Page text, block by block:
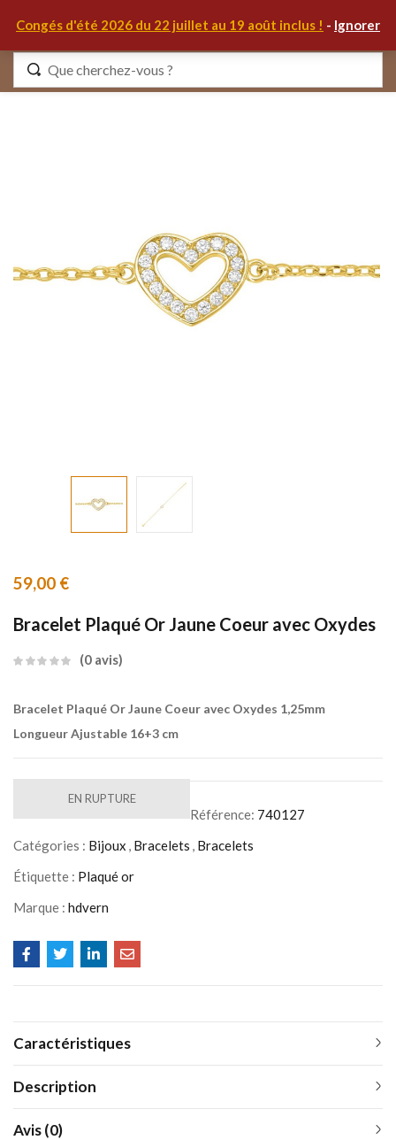
Congés d'été 2026 du 22 juillet au 19 août inclus ! - Ignorer
59,00 €
Bracelet Plaqué Or Jaune Coeur avec Oxydes
0 avis
Bracelet Plaqué Or Jaune Coeur avec Oxydes 1,25mm
Longueur Ajustable 16+3 cm
EN RUPTURE
Référence: 740127
Catégories : Bijoux , Bracelets , Bracelets
Étiquette : Plaqué or
Marque : hdvern
Caractéristiques
Description
Avis (0)
Identifiez-vous
S'IDENTIFIER
MON COMPTE